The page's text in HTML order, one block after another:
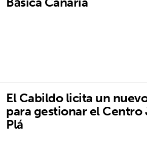
El Cabildo licita un
para gestionar el Centro
Plá